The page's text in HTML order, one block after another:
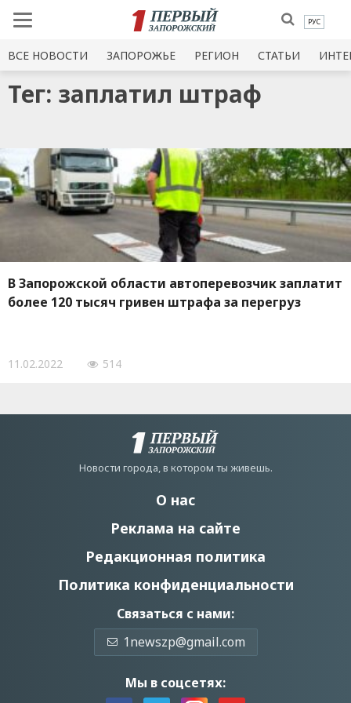
РУС
ВСЕ НОВОСТИ ЗАПОРОЖЬЕ РЕГИОН СТАТЬИ
Тег: заплатил штраф
В Запорожской области автоперевозчик заплатит
более 120 тысяч гривен штрафа за перегруз
11.02.2022 514
Новости города, в котором ты живешь.
О нас
Реклама на сайте
Редакционная политика
Политика конфиденциальности
Связаться с нами:
1newszp@gmail.com
Мы в соцсетях: